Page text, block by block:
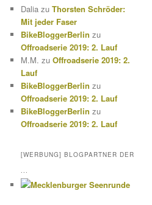
Dalia zu Thorsten Schröder:
Mit jeder Faser
BikeBloggerBerlin zu
Offroadserie 2019: 2. Lauf
M.M. zu Offroadserie 2019: 2.
Lauf
BikeBloggerBerlin zu
Offroadserie 2019: 2. Lauf
BikeBloggerBerlin zu
Offroadserie 2019: 2. Lauf
[WERBUNG] BLOGPARTNER DER